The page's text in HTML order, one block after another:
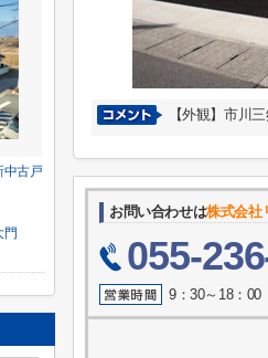
【外観】市川
お問い合わせは株式会社
055-
9：30～18：
古戸
門